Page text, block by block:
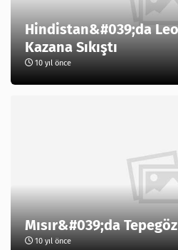
Hindistan&#039;da
Kazana Sıkıştı
10 yıl önce
Mısır&#039;da
10 yıl önce